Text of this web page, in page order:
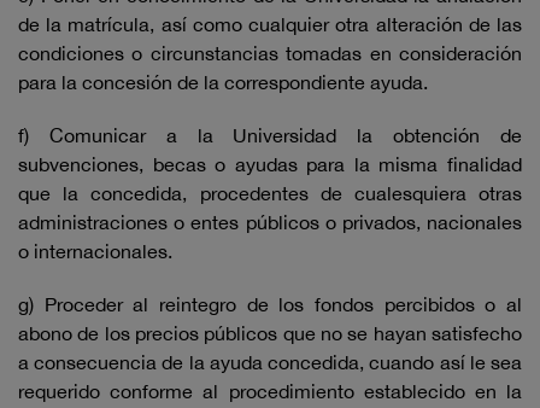
de la matrícula, así como cualquier otra alteración de las
condiciones o circunstancias tomadas en consideración
para la concesión de la correspondiente ayuda.
f) Comunicar a la Universidad la obtención de
subvenciones, becas o ayudas para la misma finalidad
que la concedida, procedentes de cualesquiera otras
administraciones o entes públicos o privados, nacionales
o internacionales.
g) Proceder al reintegro de los fondos percibidos o al
abono de los precios públicos que no se hayan satisfecho
a consecuencia de la ayuda concedida, cuando así le sea
requerido conforme al procedimiento establecido en la